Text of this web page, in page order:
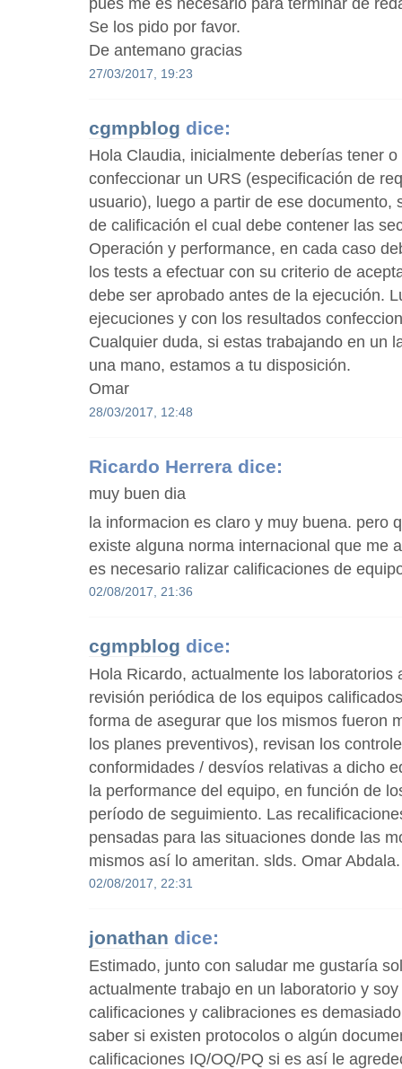
pues me es necesario para terminar de
Se los pido por favor.
De antemano gracias
27/03/2017, 19:23
cgmpblog dice:
Hola Claudia, inicialmente deberías tener
confeccionar un URS (especificación de
usuario), luego a partir de ese documento,
de calificación el cual debe contener las
Operación y performance, en cada caso
los tests a efectuar con su criterio de
debe ser aprobado antes de la ejecución.
ejecuciones y con los resultados
Cualquier duda, si estas trabajando en un
una mano, estamos a tu disposición.
Omar
28/03/2017, 12:48
Ricardo Herrera dice:
muy buen dia
la informacion es claro y muy buena. pero
existe alguna norma internacional que me
es necesario ralizar calificaciones de
02/08/2017, 21:36
cgmpblog dice:
Hola Ricardo, actualmente los laboratorios
revisión periódica de los equipos
forma de asegurar que los mismos fueron
los planes preventivos), revisan los
conformidades / desvíos relativas a dicho
la performance del equipo, en función de
período de seguimiento. Las
pensadas para las situaciones donde las
mismos así lo ameritan. slds. Omar Abdala.
02/08/2017, 22:31
jonathan dice:
Estimado, junto con saludar me gustaría
actualmente trabajo en un laboratorio y
calificaciones y calibraciones es
saber si existen protocolos o algún
calificaciones IQ/OQ/PQ si es así le